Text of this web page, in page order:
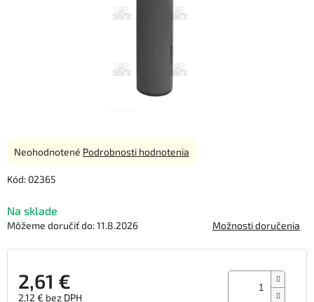
Kód: 02365
Na sklade
Môžeme doručiť do:11.8.2026 Možnosti doručenia
2,61 €
2,12 € bez DPH
Priemerné
produktu
z
5
Neohodnotené Podrobnosti hodnotenia